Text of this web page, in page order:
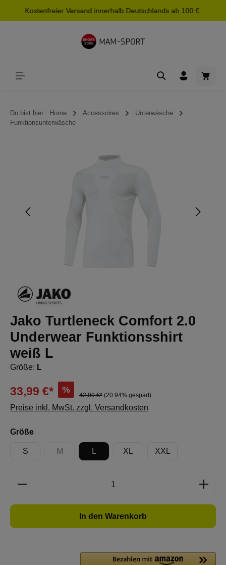
springen
Kostenfreier Versand innerhalb Deutschlands ab 100 €
Du bist hier: Home Accessoires
Unterwäsche
Funktionsunterwäsche
Bildergalerie überspringen
Jako Turtleneck Comfort 2.0
Underwear Funktionsshirt
weiß L
Größe: L
33,99 €* %
42,99 €* (20.94% gespart)
Preise inkl. MwSt. zzgl. Versandkosten
Größeauswählen
S M
(Diese Option ist zurzeit nicht verfügbar.)
L XL XXL
Produkt Anzahl: Gib den gewünschten
In den Warenkorb